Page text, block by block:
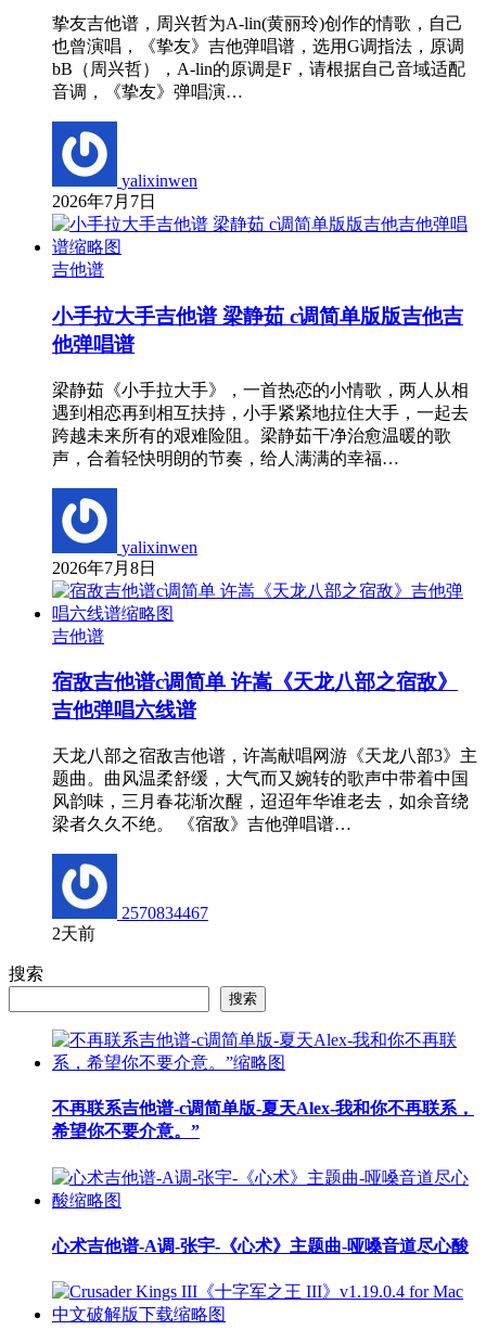
挚友吉他谱，周兴哲为A-lin(黄丽玲)创作的情歌，自己
也曾演唱，《挚友》吉他弹唱谱，选用G调指法，原调
bB（周兴哲），A-lin的原调是F，请根据自己音域适配
音调，《挚友》弹唱演…
yalixinwen
2026年7月7日
吉他谱
小手拉大手吉他谱 梁静茹 c调简单版版吉他吉
他弹唱谱
梁静茹《小手拉大手》，一首热恋的小情歌，两人从相
遇到相恋再到相互扶持，小手紧紧地拉住大手，一起去
跨越未来所有的艰难险阻。梁静茹干净治愈温暖的歌
声，合着轻快明朗的节奏，给人满满的幸福…
yalixinwen
2026年7月8日
吉他谱
宿敌吉他谱c调简单 许嵩《天龙八部之宿敌》
吉他弹唱六线谱
天龙八部之宿敌吉他谱，许嵩献唱网游《天龙八部3》主
题曲。曲风温柔舒缓，大气而又婉转的歌声中带着中国
风韵味，三月春花渐次醒，迢迢年华谁老去，如余音绕
梁者久久不绝。 《宿敌》吉他弹唱谱…
2570834467
2天前
搜索
搜索
不再联系吉他谱-c调简单版-夏天Alex-我和你不再联系，
希望你不要介意。”
心术吉他谱-A调-张宇-《心术》主题曲-哑嗓音道尽心酸